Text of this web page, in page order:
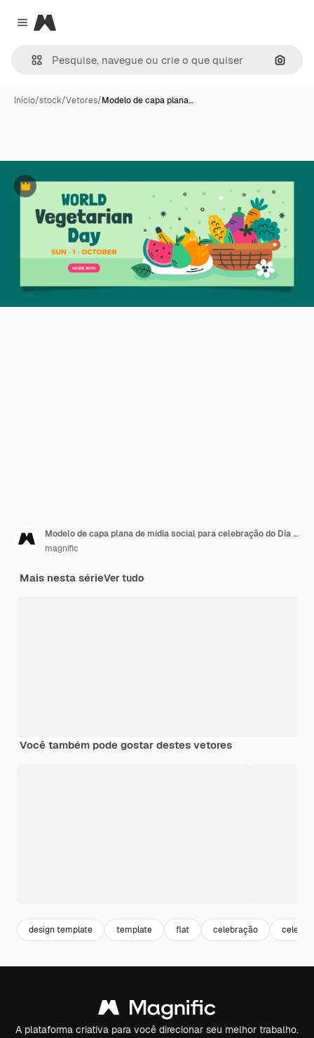
Close menu
Magnific
Início/stock/Vetores/Modelo de capa plana…
Premium
Modelo de capa plana de mídia social para celebração do Dia Mundial do Vegetariano
magnific
Mais nesta sérieVer tudo
Você também pode gostar destes vetores
design template template flat celebração
A plataforma criativa para você direcionar seu melhor trabalho.